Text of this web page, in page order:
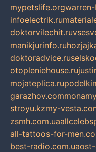
mypetslife.org
infoelectrik.ru
doktorvilechit.ru
manikjurinfo.ru
doktoradvice.ru
otopleniehouse.ru
mojateplica.ru
garazhov.com
stroyu.kzmy-
zsmh.com.ua
all-tattoos-for-
best-radio.com.ua